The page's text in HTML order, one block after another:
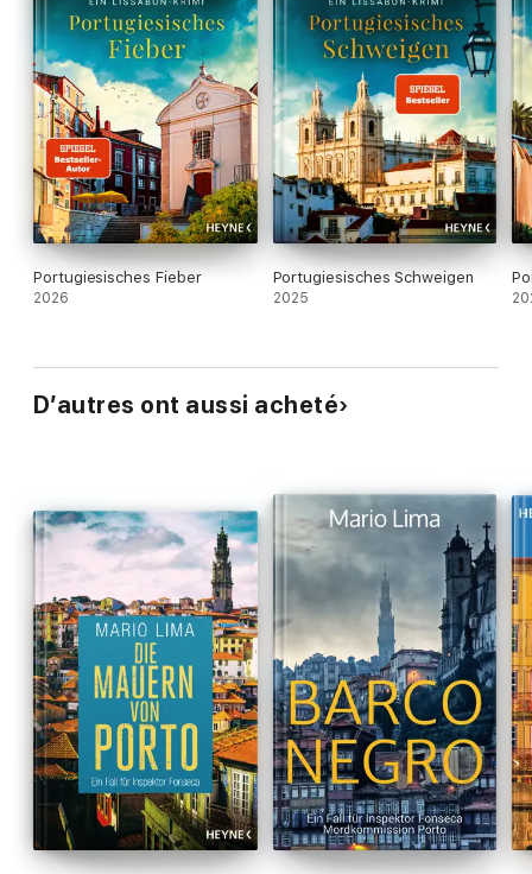
Portugiesisches Fieber
2026
Portugiesisches Schweigen
2025
D’autres ont aussi acheté